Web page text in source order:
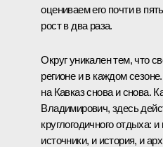
оцениваем его почти в
рост в два раза.
Округ уникален тем, что
регионе и в каждом
на Кавказ снова и снова.
Владимирович, здесь
круглогодичного отдыха:
источники, и история, и